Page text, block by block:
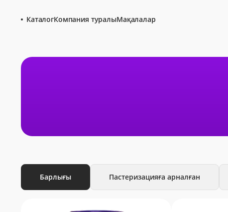
КаталогКомпания туралыМақалалар
Барлығы Пастеризацияға арналған